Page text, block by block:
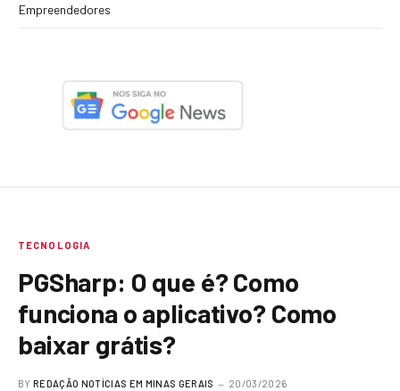
Empreendedores
TECNOLOGIA
PGSharp: O que é? Como
funciona o aplicativo? Como
baixar grátis?
BY REDAÇÃO NOTÍCIAS EM MINAS GERAIS
20/03/2026